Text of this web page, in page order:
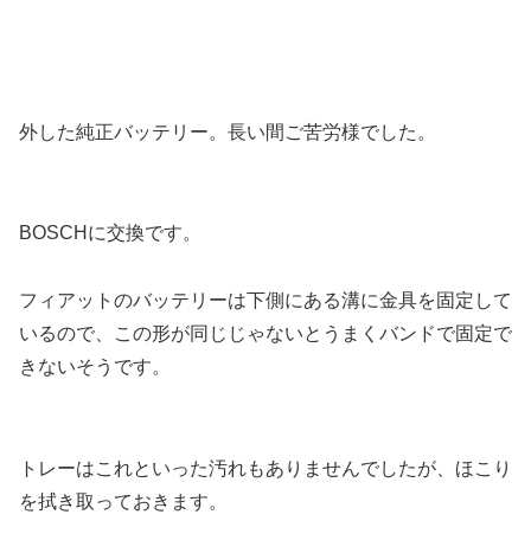
外した純正バッテリー。長い間ご苦労様でした。
BOSCHに交換です。
フィアットのバッテリーは下側にある溝に金具を固定して
いるので、この形が同じじゃないとうまくバンドで固定で
きないそうです。
トレーはこれといった汚れもありませんでしたが、ほこり
を拭き取っておきます。